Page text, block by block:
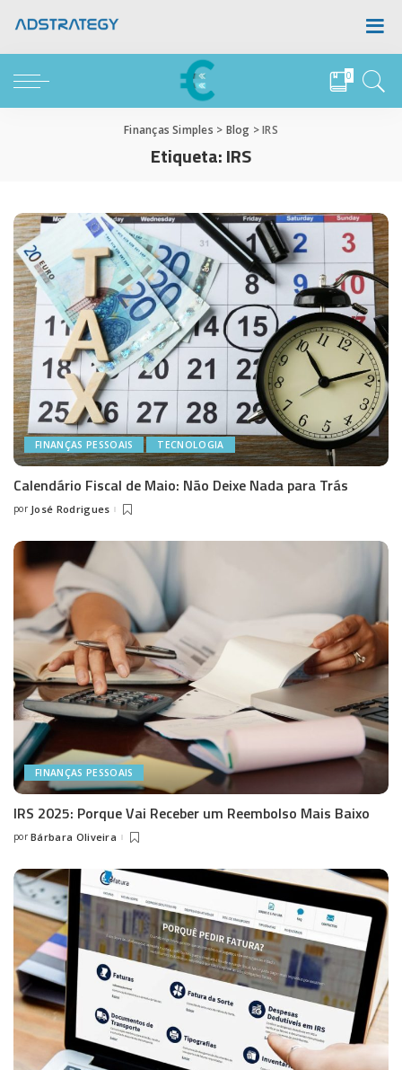
0
Finanças Simples > Blog >IRS
Etiqueta:IRS
FINANÇAS PESSOAIS TECNOLOGIA
Calendário Fiscal de Maio: Não Deixe Nada para Trás
Posted
por José Rodrigues
FINANÇAS PESSOAIS
IRS 2025: Porque Vai Receber um Reembolso Mais Baixo
Posted
por Bárbara Oliveira